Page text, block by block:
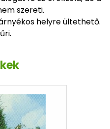
szereti.
helyre ültethető.